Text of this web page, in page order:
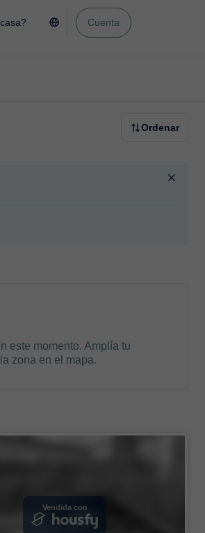
Cuenta
Ordenar
este momento. Amplía tu
zona en el mapa.
Vendida con